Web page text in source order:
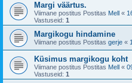
Margi väärtus.
Viimane postitus Postitas Mell «
Vastuseid: 1
Margikogu hindamine
Viimane postitus Postitas gerje «
Küsimus margikogu koht
Viimane postitus Postitas Mell «
Vastuseid: 1